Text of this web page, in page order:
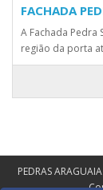
FACHADA
A Fachada Pedra
região da porta
PEDRAS ARAGUAIA